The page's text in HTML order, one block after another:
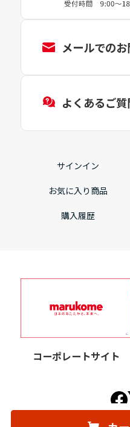
メールでの
よくあるご質
サインイン
お気に入り商品
購入履歴
コーポレートサイト